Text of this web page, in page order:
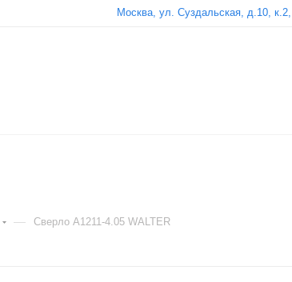
Москва, ул. Суздальская, д.10,
— Сверло A1211-4.05 WALTER